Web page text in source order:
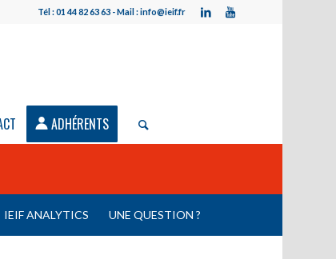
Tél : 01 44 82 63 63 - Mail : info@ieif.fr
ADHÉRENTS
IEIF ANALYTICS UNE QUESTION ?